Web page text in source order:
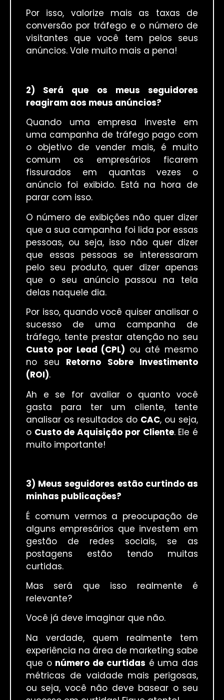
Por isso, valorize mais as taxas de
conversão por tráfego e o número de
visitantes que você tem pelos seus
anúncios. Vale muito mais a pena!
2) Será que os meus seguidores
reagiram aos meus anúncios?
Quando uma empresa investe em
uma campanha de tráfego pago com
o objetivo de vender mais, é muito
comum os empresários ficarem
fissurados em quantas vezes o
anúncio foi exibido. Está na hora de
parar com isso.
O número de exibições não quer dizer
que a sua campanha foi lida por essas
pessoas, ou seja, isso não quer dizer
que essas pessoas se interessaram
pelo seu produto, quer dizer apenas
que o seu anúncio passou na tela
delas naquele dia.
Por isso, quando você quiser analisar o
sucesso de uma campanha de
tráfego, tente prestar atenção no seu
Custo por Lead (CPL) ou até mesmo
no seu Retorno Sobre Investimento
(ROI).
Ah e se for avaliar o quanto você
gasta para ter um cliente, tente
analisar os resultados do CAC, ou seja,
o Custo de Aquisição por Cliente. Ele é
muito importante!
3) Meus seguidores estão curtindo as
minhas publicações?
É comum vermos a preocupação de
alguns empresários que investem em
gestão de redes sociais, se as
postagens estão tendo muitas
curtidas.
Mas será que isso realmente é
relevante?
Você já deve imaginar que não.
Na verdade, quem realmente tem
experiência na área de marketing sabe
que o número de curtidas é uma das
métricas de vaidade mais perigosas,
ou seja, você não deve basear o seu